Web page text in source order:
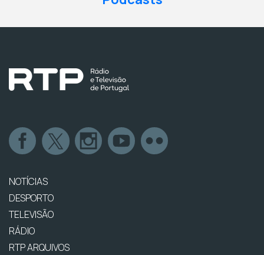
NOTÍCIAS
DESPORTO
TELEVISÃO
RÁDIO
RTP ARQUIVOS